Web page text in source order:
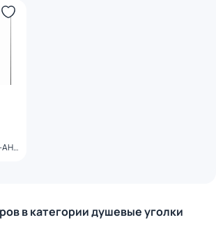
AH-
в категории душевые уголки